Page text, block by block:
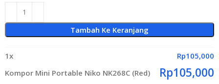
Tambah Ke Keranjang
1x Rp105,000
Kompor Mini Portable Niko NK268C (Red)
Rp105,000